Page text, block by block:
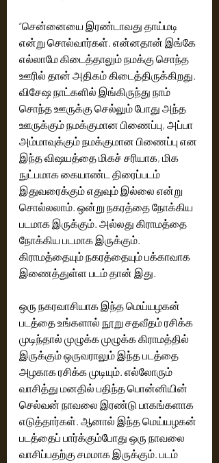
“சென்னையை இரண்டாவது தாய்மடி
என்று சொல்வார்கள். என்னதான் இங்கே
எல்லாமே கிடைத்தாலும் நமக்கு சொந்த
ஊரில் தான் அதிகம் கிடைத்திருக்கிறது.
விசேஷ நாட்களில் இங்கிருந்து நாம்
சொந்த ஊருக்கு செல்லும் போது அந்த
ஊருக்கும் நமக்குமான பிணைப்பு, அப்பா
அம்மாவுக்கும் நமக்குமான பிணைப்பு என
இந்த விஷயத்தை மிகச் சரியாக, மிக
நுட்பமாக கையாண்ட திரைப்படம்
இதுவரைக்கும் எதுவும் இல்லை என்று
சொல்லலாம். ஒன்று நகரத்தை நோக்கிய
படமாக இருக்கும். அல்லது கிராமத்தை
நோக்கிய படமாக இருக்கும்.
கிராமத்தையும் நகரத்தையும் பக்காவாக
இணைத்துள்ள படம் தான் இது.
ஒரு நகரவாசியாக இந்த மெய்யழகன்
படத்தை உங்களால் நூறு சதவீதம் ரசிக்க
முடிந்தால் முழுக்க முழுக்க கிராமத்தில்
இருக்கும் ஒருவராலும் இந்த படத்தை
அழகாக ரசிக்க முடியும். எல்லோரும்
வாசித்து மனதில் பதிந்த பொன்னியின்
செல்வன் நாவலை இரண்டு பாகங்களாக
எடுத்தார்கள். ஆனால் இந்த மெய்யழகன்
படத்தைப் பார்க்கும்போது ஒரு நாவலை
வாசிப்பதற்கு சமமாக இருக்கும். படம்